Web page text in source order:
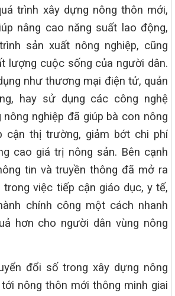
trình xây dựng nông thôn mới,
nâng cao năng suất lao động,
sản xuất nông nghiệp, cũng
lượng cuộc sống của người dân.
như thương mại điện tử, quản
hay sử dụng các công nghệ
nghiệp đã giúp bà con nông
cận thị trường, giảm bớt chi phí
cao giá trị nông sản. Bên cạnh
tin và truyền thông đã mở ra
việc tiếp cận giáo dục, y tế,
chính công một cách nhanh
hơn cho người dân vùng nông
đổi số trong xây dựng nông
nông thôn mới thông minh giai